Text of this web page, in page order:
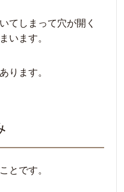
てしまって穴が開く
います。
ります。
とです。